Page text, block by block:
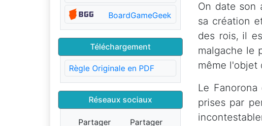
BoardGameGeek
Téléchargement
Règle Originale en PDF
Réseaux sociaux
Partager Partager
On date son
sa création
des rois, il
malgache le
même l'objet
Le
prises par